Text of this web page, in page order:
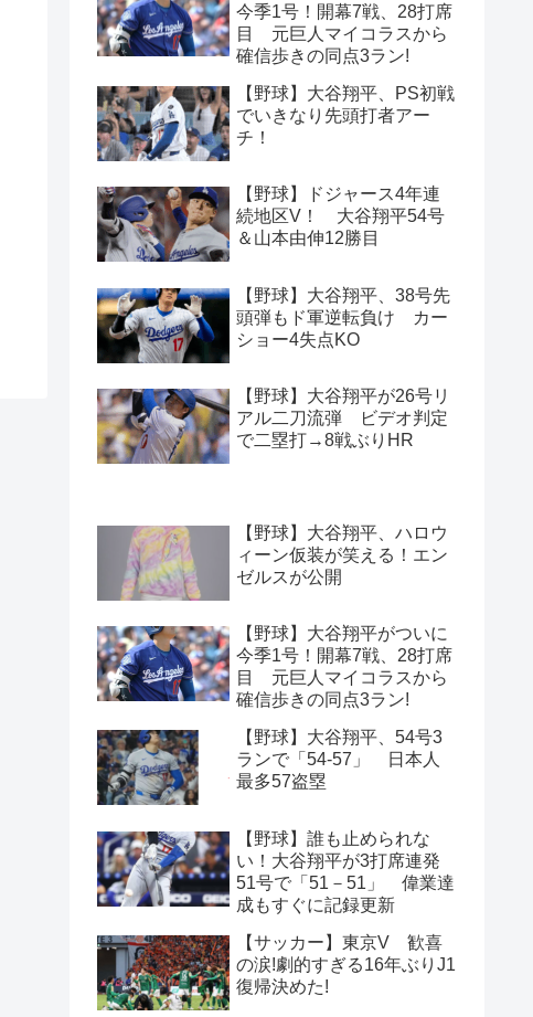
今季1号！開幕7戦、28打席
目 元巨人マイコラスから
確信歩きの同点3ラン!
【野球】大谷翔平、PS初戦
でいきなり先頭打者アー
チ！
【野球】ドジャース4年連
続地区V！ 大谷翔平54号
＆山本由伸12勝目
【野球】大谷翔平、38号先
頭弾もド軍逆転負け カー
ショー4失点KO
【野球】大谷翔平が26号リ
アル二刀流弾 ビデオ判定
で二塁打→8戦ぶりHR
【野球】大谷翔平、ハロウ
ィーン仮装が笑える！エン
ゼルスが公開
【野球】大谷翔平がついに
今季1号！開幕7戦、28打席
目 元巨人マイコラスから
確信歩きの同点3ラン!
【野球】大谷翔平、54号3
ランで「54-57」 日本人
最多57盗塁
【野球】誰も止められな
い！大谷翔平が3打席連発
51号で「51－51」 偉業達
成もすぐに記録更新
【サッカー】東京V 歓喜
の涙!劇的すぎる16年ぶりJ1
復帰決めた!